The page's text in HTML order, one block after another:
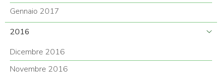
Gennaio 2017
2016
Dicembre 2016
Novembre 2016